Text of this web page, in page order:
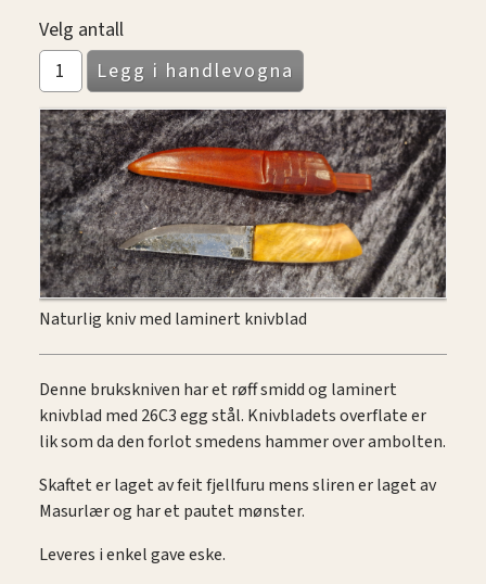
Velg antall
Naturlig kniv med laminert knivblad
Denne brukskniven har et røff smidd og laminert
knivblad med 26C3 egg stål. Knivbladets overflate er
lik som da den forlot smedens hammer over ambolten.
Skaftet er laget av feit fjellfuru mens sliren er laget av
Masurlær og har et pautet mønster.
Leveres i enkel gave eske.